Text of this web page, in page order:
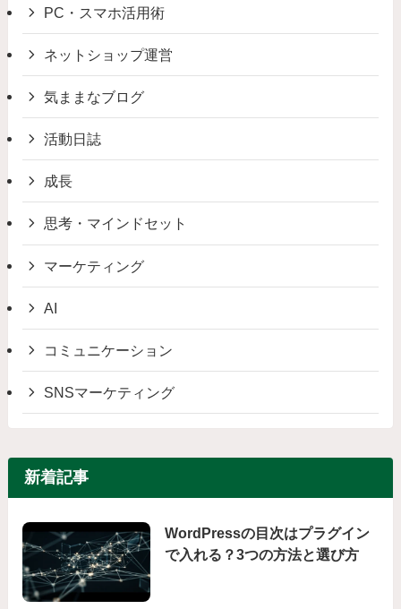
PC・スマホ活用術
ネットショップ運営
気ままなブログ
活動日誌
成長
思考・マインドセット
マーケティング
AI
コミュニケーション
SNSマーケティング
新着記事
WordPressの目次はプラグイン
で入れる？3つの方法と選び方